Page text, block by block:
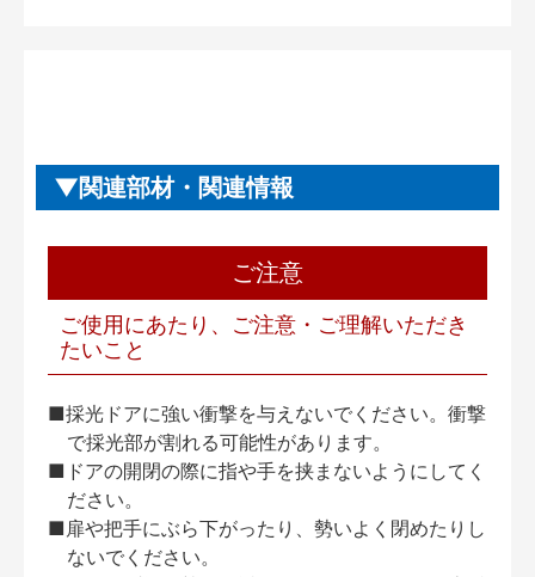
関連部材・関連情報
ご注意
ご使用にあたり、ご注意・ご理解いただき
たいこと
■採光ドアに強い衝撃を与えないでください。衝撃
で採光部が割れる可能性があります。
■ドアの開閉の際に指や手を挟まないようにしてく
ださい。
■扉や把手にぶら下がったり、勢いよく閉めたりし
ないでください。